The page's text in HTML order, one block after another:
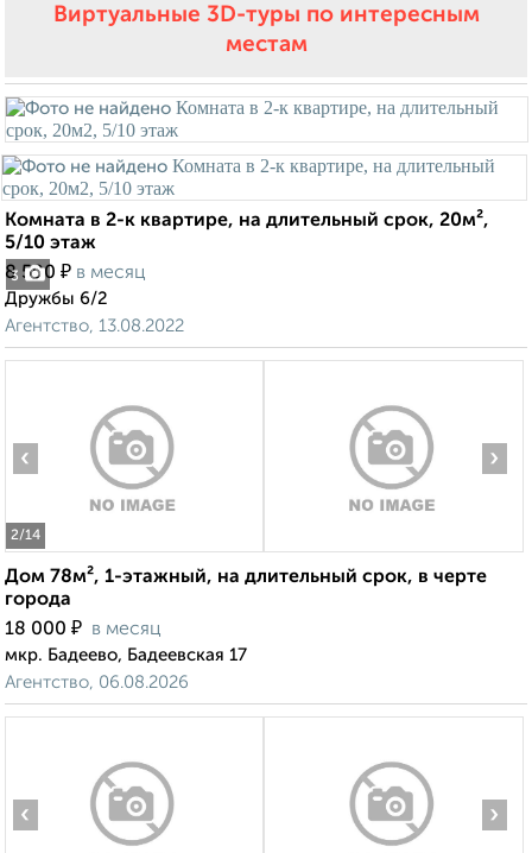
Виртуальные 3D-туры по интересным
местам
3
Комната в 2-к квартире, на длительный срок, 20м²,
5/10 этаж
8 500 ₽ в месяц
Дружбы 6/2
Агентство, 13.08.2022
2/14
‹ ›
Дом 78м², 1-этажный, на длительный срок, в черте
города
18 000 ₽ в месяц
мкр. Бадеево, Бадеевская 17
Агентство, 06.08.2026
‹ ›